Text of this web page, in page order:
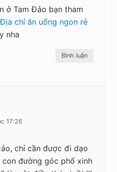
ở Tam Đảo bạn tham
Địa chỉ ăn uống ngon rẻ
nha
Bình luận
17:26
chỉ cần được đi dạo
con đường góc phố xinh